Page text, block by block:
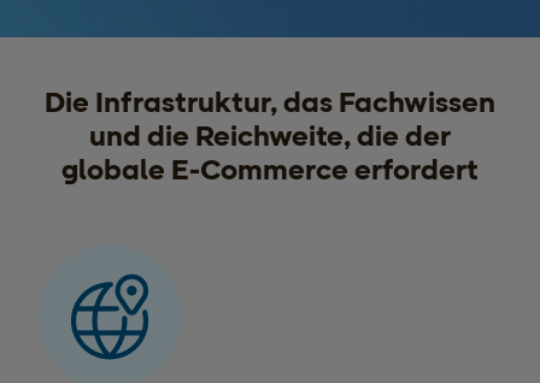
Die Infrastruktur, das Fachwissen
und die Reichweite, die der
globale E-Commerce erfordert